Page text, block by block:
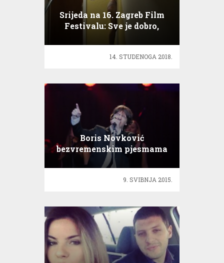
Srijeda na 16. Zagreb Film
Festivalu: Sve je dobro,
Dragi sine…
14. STUDENOGA 2018.
Boris Novković
bezvremenskim pjesmama
očarao publiku!
9. SVIBNJA 2015.